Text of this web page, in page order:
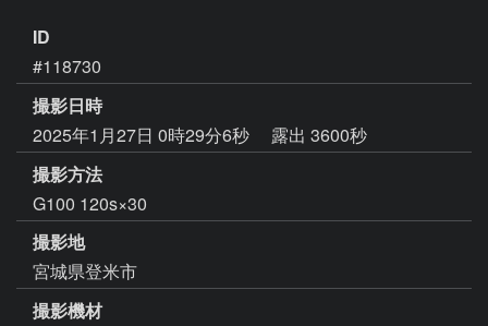
ID
#118730
撮影日時
2025年1月27日 0時29分6秒
露出 3600秒
撮影方法
G100 120s×30
撮影地
宮城県登米市
撮影機材